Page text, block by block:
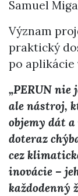
Samuel
Význam
praktický
po aplikácie
„PERUN nie
ale nástroj,
objemy dát
doteraz
cez
inovácie –
každodenný